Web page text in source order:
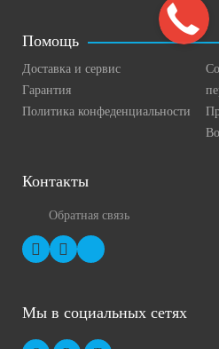
Помощь
Доставка и сервис
Гарантия
Политика конфеденциальности
Контакты
Обратная связь
Мы в социальных сетях